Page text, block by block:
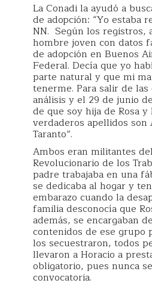
La Conadi la ayudó a
de adopción: “Yo estaba
NN. Según los registros,
hombre joven con datos
de adopción en Buenos
Federal. Decía que yo
parte natural y que mi
tenerme. Para salir de
análisis y el 29 de junio
de que soy hija de Rosa
verdaderos apellidos son
Taranto”.
Ambos eran militantes
Revolucionario de los
padre trabajaba en una
se dedicaba al hogar y
embarazo cuando la
familia desconocía que
además, se encargaban
contenidos de ese grupo
los secuestraron, todos
llevaron a Horacio a
obligatorio, pues nunca
convocatoria.